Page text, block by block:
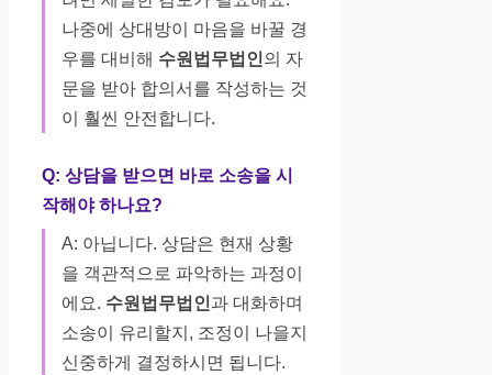
나중에 상대방이 마음을 바꿀 경
우를 대비해 수원법무법인의 자
문을 받아 합의서를 작성하는 것
이 훨씬 안전합니다.
Q: 상담을 받으면 바로 소송을 시
작해야 하나요?
A: 아닙니다. 상담은 현재 상황
을 객관적으로 파악하는 과정이
에요. 수원법무법인과 대화하며
소송이 유리할지, 조정이 나을지
신중하게 결정하시면 됩니다.